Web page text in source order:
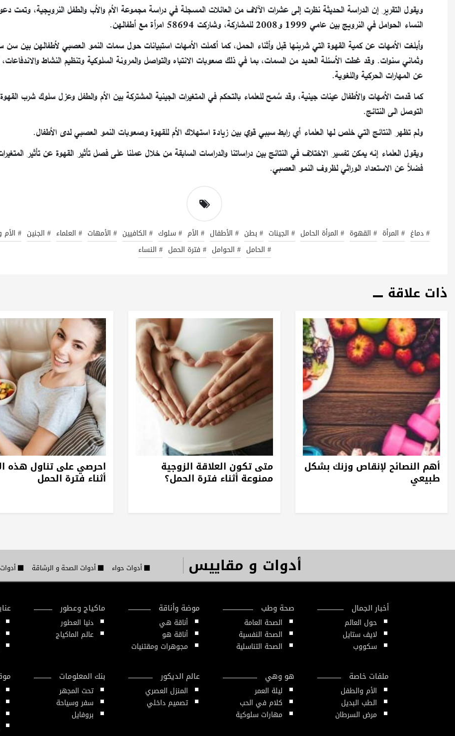
ويقول التقرير إن الدراسة الحديثة نظرت إلى عشرات الآلاف من العائلات المسجلة في دراسة مجموعة الأم والأب والطفل النرويجية، وتمت
النساء الحوامل في النرويج بين عامي 1999 و2008 للمشاركة، وشاركت 58694 امرأة مع أطفالهن.
وأبلغت الأمهات عن كمية القهوة التي شربنها قبل وأثناء الحمل، كما أكملت الأمهات استبيانات حول سمات النمو العصبي لأطفالهن بين
وثماني سنوات. وقد غطت الأسئلة العديد من السمات، بما في ذلك صعوبات الانتباه والتواصل والمرونة السلوكية وتنظيم النشاط
عن المهارات الحركية واللغوية.
كما قدمت الأمهات والأطفال عينات جينية، وقد سُمح للعلماء بالتحكم في المتغيرات الجينية المشتركة بين الأم والطفل وعزل سلوك شرب
التوصل الى النتائج.
ولم تظهر النتائج التي خلص لها العلماء أي رابط سببي قوي بين زيادة استهلاك الأم للقهوة وصعوبات النمو العصبي لدى الأطفال.
ويقول العلماء إنه يمكن تفسير الاختلاف في النتائج بين دراساتنا والدراسات السابقة من خلال عملنا على فصل تأثير القهوة عن تأثير
فضلاً عن الاستعداد الوراثي لظروف النمو العصبي.
# دماغ # المرأة # القهوة # المرأة الحامل # الجينات # بطن # الأطفال # الأم # سلوك # الكافيين # الأمهات # العلماء # الجنين #
# الحامل # الحوامل # فترة الحمل # النساء
ذات علاقة
أهم النصائح لإنقاص وزنك بشكل
طبيعي
متى تكون العلاقة الزوجية
ممنوعة أثناء فترة الحمل؟
احرصي على تناول هذه
أثناء فترة الحمل
أدوات و مقاييس أدوات حواء أدوات الصحة و الرشاقة
أخبار الجمال
حول العالم
لايف ستايل
سكووب
صحة وطب
الصحة العامة
الصحة النفسية
الصحة التناسلية
موضة وأناقة
أناقة هي
أناقة هو
مجوهرات ومقتنيات
ماكياج وعطور
دنيا العطور
عالم الماكياج
ملفات خاصة
الأم والطفل
الطب البديل
مرض السرطان
هو وهي
ليلة العمر
كلام في الحب
مهارات سلوكية
عالم الديكور
المنزل العصري
تصميم داخلي
بنك المعلومات
تحت المجهر
سفر وسياحة
بروفايل